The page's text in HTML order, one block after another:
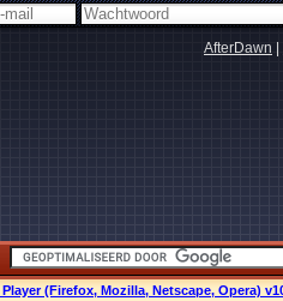
AfterDawn
(Firefox, Mozilla, Netscape, Opera)